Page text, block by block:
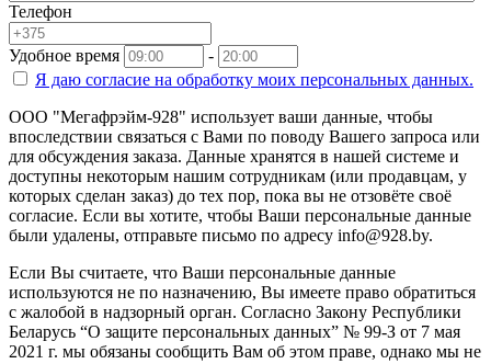
Телефон
Удобное время
-
Я даю согласие на обработку моих персональных данных.
ООО "Мегафрэйм-928" использует ваши данные, чтобы
впоследствии связаться с Вами по поводу Вашего запроса или
для обсуждения заказа. Данные хранятся в нашей системе и
доступны некоторым нашим сотрудникам (или продавцам, у
которых сделан заказ) до тех пор, пока вы не отзовёте своё
согласие. Если вы хотите, чтобы Ваши персональные данные
были удалены, отправьте письмо по адресу info@928.by.
Если Вы считаете, что Ваши персональные данные
используются не по назначению, Вы имеете право обратиться
с жалобой в надзорный орган. Согласно Закону Республики
Беларусь “О защите персональных данных” № 99-З от 7 мая
2021 г. мы обязаны сообщить Вам об этом праве, однако мы не